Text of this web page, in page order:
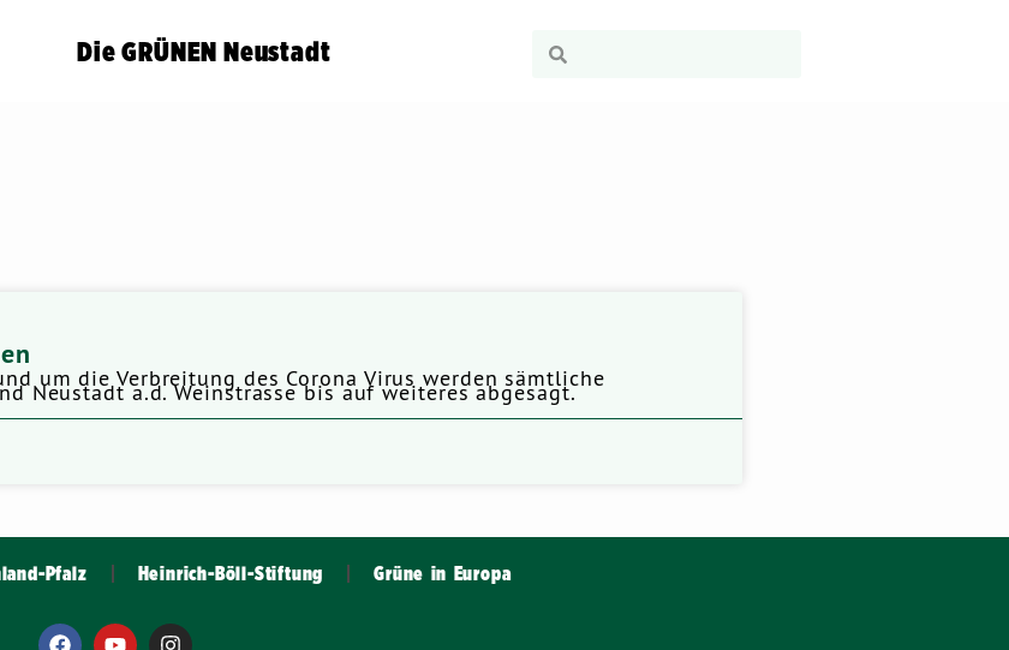
Die GRÜNEN Neustadt
um die Verbreitung des Corona Virus werden sämtliche
Neustadt a.d. Weinstrasse bis auf weiteres abgesagt.
Pfalz Heinrich-Böll-Stiftung Grüne in Europa